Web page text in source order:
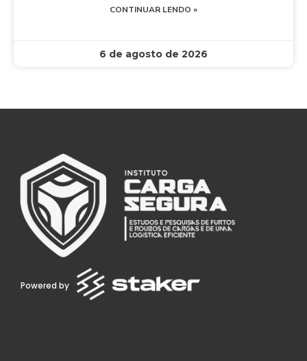
CONTINUAR LENDO »
6 de agosto de 2026
Powered by